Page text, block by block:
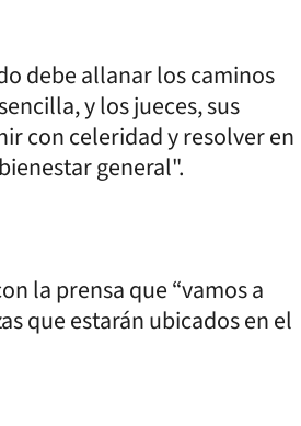
debe allanar los caminos
y los jueces, sus
con celeridad y resolver en
general".
la prensa que “vamos a
que estarán ubicados en el